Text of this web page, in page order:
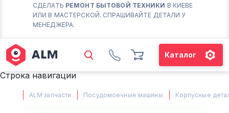
СДЕЛАТЬ РЕМОНТ БЫТОВОЙ ТЕХНИКИ В КИЕВЕ
ИЛИ В МАСТЕРСКОЙ. СПРАШИВАЙТЕ ДЕТАЛИ У
МЕНЕДЖЕРА.
Каталог
(098) 672 76 42
(063) 722 37 14
М. ХАРЬКОВСКАЯ - ВТ-СБ, С
10-00 ДО 18-00
(063) 527 27 00
Строка навигации
ALM запчасти Посудомоечные машины Корпусные